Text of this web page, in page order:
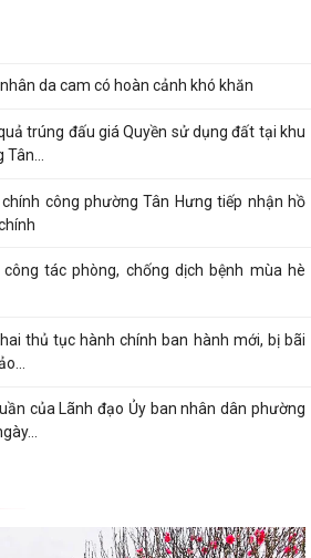
da cam có hoàn cảnh khó khăn
Tân...
giải quyết thủ tục hành chính trên môi